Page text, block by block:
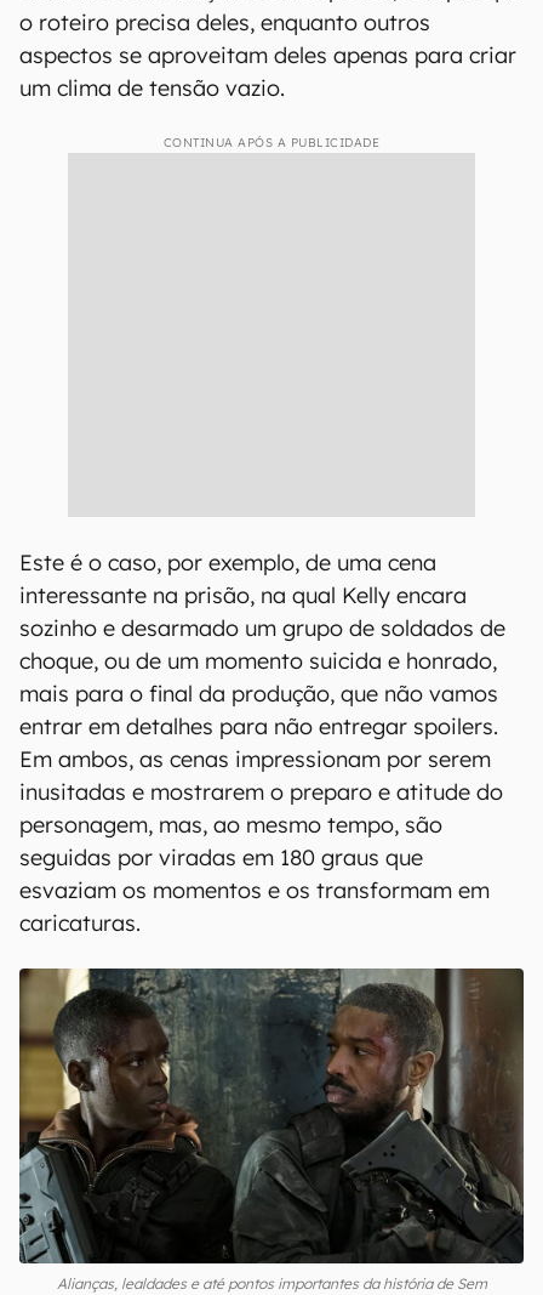
o roteiro precisa deles, enquanto outros
aspectos se aproveitam deles apenas para criar
um clima de tensão vazio.
CONTINUA APÓS A PUBLICIDADE
Este é o caso, por exemplo, de uma cena
interessante na prisão, na qual Kelly encara
sozinho e desarmado um grupo de soldados de
choque, ou de um momento suicida e honrado,
mais para o final da produção, que não vamos
entrar em detalhes para não entregar spoilers.
Em ambos, as cenas impressionam por serem
inusitadas e mostrarem o preparo e atitude do
personagem, mas, ao mesmo tempo, são
seguidas por viradas em 180 graus que
esvaziam os momentos e os transformam em
caricaturas.
Alianças, lealdades e até pontos importantes da história de Sem